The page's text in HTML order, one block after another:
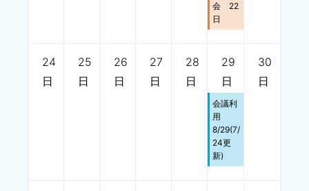
会 22
日
24
日
25
日
26
日
27
日
28
日
29
日
会議利
用
8/29(7/
24更
新)
30
日